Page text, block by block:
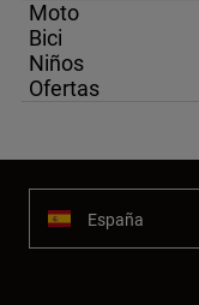
Moto
Bici
Niños
Ofertas
España